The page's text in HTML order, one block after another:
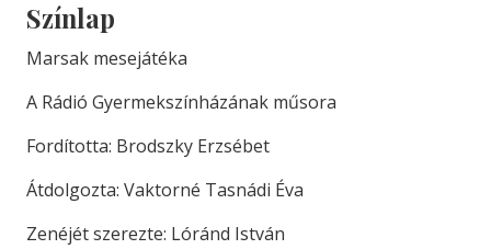
Színlap
Marsak mesejátéka
A Rádió Gyermekszínházának műsora
Fordította: Brodszky Erzsébet
Átdolgozta: Vaktorné Tasnádi Éva
Zenéjét szerezte: Lóránd István